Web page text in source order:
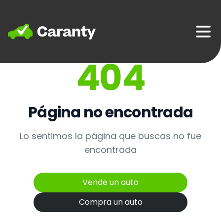
Home
404
Página no encontrada
Lo sentimos la página que buscas no fue
encontrada
Vende un auto
Compra un auto